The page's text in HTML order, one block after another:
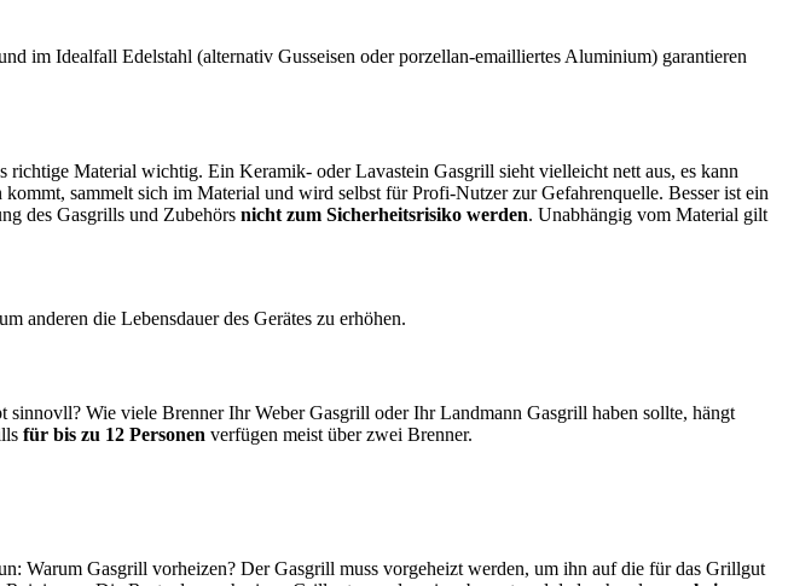
im Idealfall Edelstahl (alternativ Gusseisen oder porzellan-emailliertes Aluminium) garantieren
Material wichtig. Ein Keramik- oder Lavastein Gasgrill sieht vielleicht nett aus, es kann
kommt, sammelt sich im Material und wird selbst für Profi-Nutzer zur Gefahrenquelle. Besser ist ein
des Gasgrills und Zubehörs nicht zum Sicherheitsrisiko werden. Unabhängig vom Material gilt
anderen die Lebensdauer des Gerätes zu erhöhen.
Wie viele Brenner Ihr Weber Gasgrill oder Ihr Landmann Gasgrill haben sollte, hängt
für bis zu 12 Personen verfügen meist über zwei Brenner.
Warum Gasgrill vorheizen? Der Gasgrill muss vorgeheizt werden, um ihn auf die für das Grillgut